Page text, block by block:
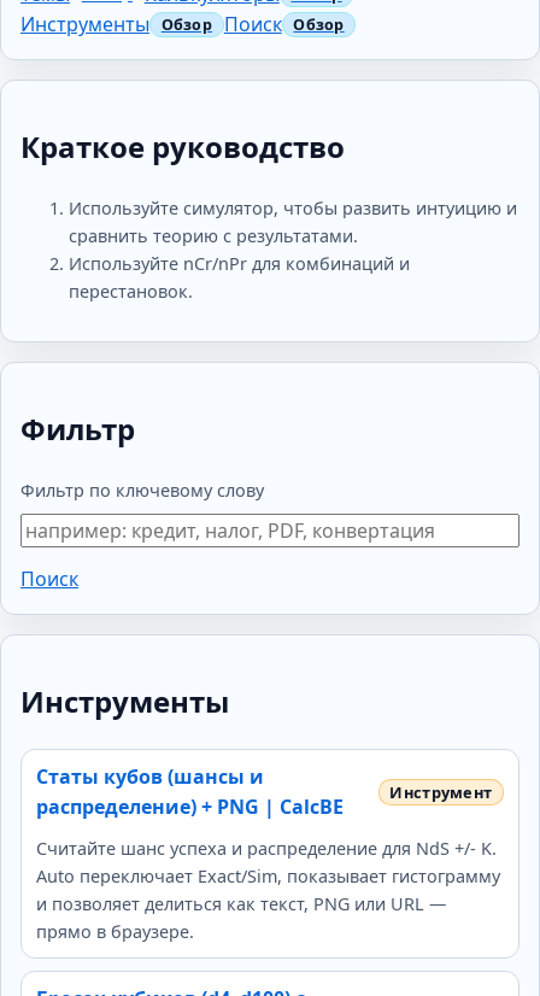
Инструменты
Поиск
Краткое руководство
Используйте симулятор, чтобы развить интуицию и
сравнить теорию с результатами.
Используйте nCr/nPr для комбинаций и
перестановок.
Фильтр
Фильтр по ключевому слову
Поиск
Инструменты
Статы кубов (шансы и
распределение) + PNG | CalcBE
Считайте шанс успеха и распределение для NdS +/- K.
Auto переключает Exact/Sim, показывает гистограмму
и позволяет делиться как текст, PNG или URL —
прямо в браузере.